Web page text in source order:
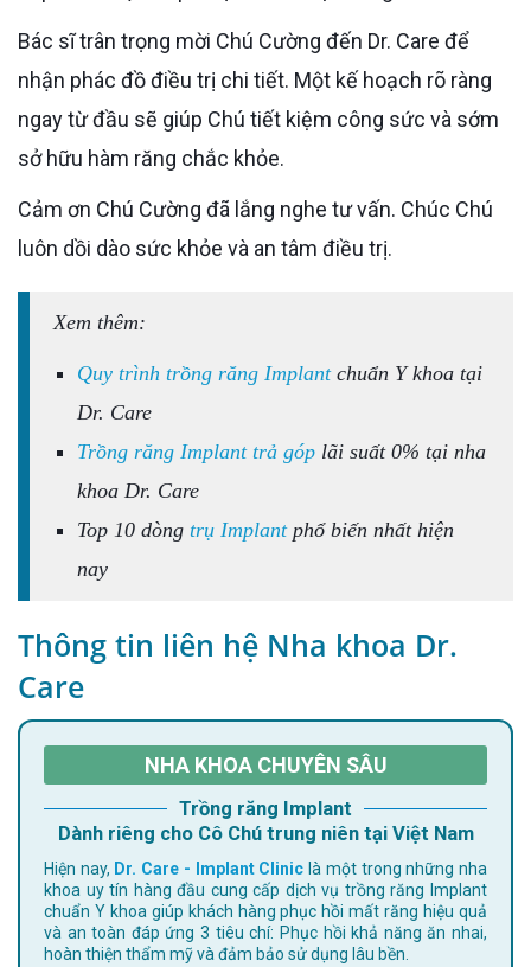
Bác sĩ trân trọng mời Chú Cường đến Dr. Care để
nhận phác đồ điều trị chi tiết. Một kế hoạch rõ ràng
ngay từ đầu sẽ giúp Chú tiết kiệm công sức và sớm
sở hữu hàm răng chắc khỏe.
Cảm ơn Chú Cường đã lắng nghe tư vấn. Chúc Chú
luôn dồi dào sức khỏe và an tâm điều trị.
Xem thêm:
Quy trình trồng răng Implantchuẩn Y khoa tại
Dr. Care
Trồng răng Implant trả góp lãi suất 0% tại nha
khoa Dr. Care
Top 10 dòng trụ Implantphổ biến nhất hiện
nay
Thông tin liên hệ Nha khoa Dr.
Care
NHA KHOA CHUYÊN SÂU
Trồng răng Implant
Dành riêng cho Cô Chú trung niên tại Việt Nam
Hiện nay, Dr. Care - Implant Clinic là một trong những nha
khoa uy tín hàng đầu cung cấp dịch vụ trồng răng Implant
chuẩn Y khoa giúp khách hàng phục hồi mất răng hiệu quả
và an toàn đáp ứng 3 tiêu chí: Phục hồi khả năng ăn nhai,
hoàn thiện thẩm mỹ và đảm bảo sử dụng lâu bền.